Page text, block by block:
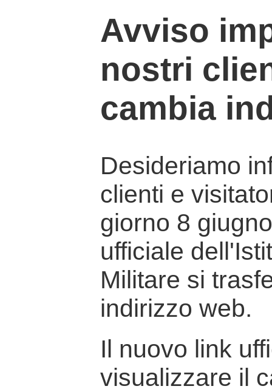
Avviso
nostri
cambia
Desideriamo
clienti e
giorno 8
ufficiale
Militare si
indirizzo web.
Il nuovo link
visualizzare il